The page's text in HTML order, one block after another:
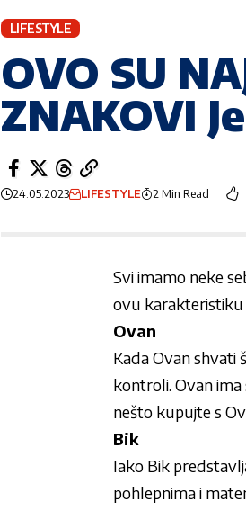
LIFESTYLE
OVO SU
ZNAKOVI
24.05.2023 LIFESTYLE 2 Min Read
Svi imamo neke
ovu karakteristiku
Ovan
Kada Ovan shvati
kontroli. Ovan ima
nešto kupujte s
Bik
Iako Bik
pohlepnima i